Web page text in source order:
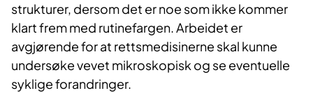
strukturer, dersom det er noe som ikke kommer
klart frem med rutinefargen. Arbeidet er
avgjørende for at rettsmedisinerne skal kunne
undersøke vevet mikroskopisk og se eventuelle
syklige forandringer. ​